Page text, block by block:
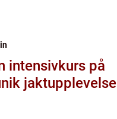
intensivkurs på
jaktupplevelse